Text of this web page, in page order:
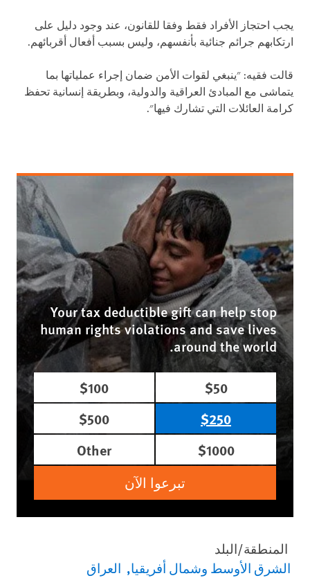
يجب احتجاز الأفراد فقط وفقا للقانون، عند وجود دليل على
ارتكابهم جرائم جنائية بأنفسهم، وليس بسبب أفعال أقربائهم.
قالت فقيه: "ينبغي لقوات الأمن ضمان إجراء عملياتها بما
يتماشى مع المبادئ العراقية والدولية، وبطريقة إنسانية تحفظ
كرامة العائلات التي تشارك فيها".
Your tax deductible gift can help stop
human rights violations and save lives
around the world.
$50
$100
$250
$500
$1000
Other
تبرعوا الآن
المنطقة/البلد
الشرق الأوسط وشمال أفريقيا العراق